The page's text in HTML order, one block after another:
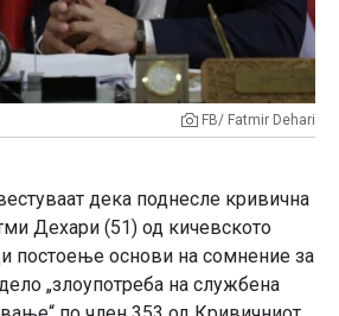
FB/ Fatmir Dehari
дека поднесле кривична
Дехари (51) од кичевското
постоење основи на сомнение за
„злоупотреба на службена